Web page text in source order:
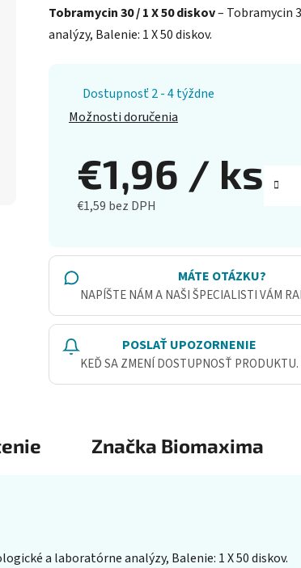
Tobramycin 30 / 1 X 50 diskov– Tobramycin
analýzy, Balenie: 1 X 50 diskov.
Dostupnosť 2 - 4 týždne
Možnosti doručenia
€1,96 / ks
€1,59 bez DPH
MÁTE OTÁZKU?
NAPÍŠTE NÁM A NAŠI ŠPECIALISTI VÁM
POSLAŤ UPOZORNENIE
KEĎ SA ZMENÍ DOSTUPNOSŤ PRODUKTU.
Značka Biomaxima
a laboratórne analýzy, Balenie: 1 X 50 diskov.